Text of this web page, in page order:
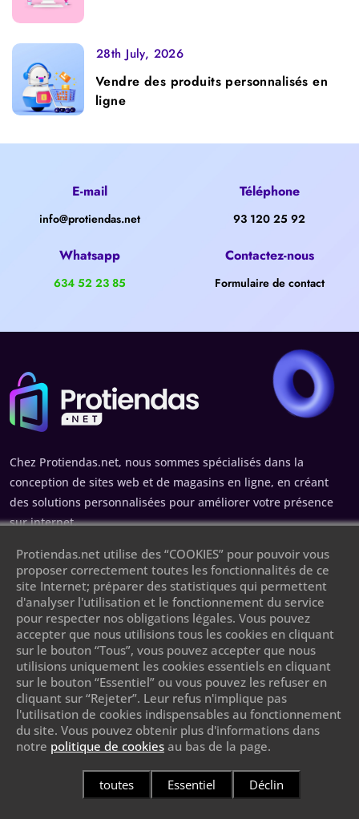
28th July, 2026
Vendre des produits personnalisés en
ligne
E-mail
info@protiendas.net
Téléphone
93 120 25 92
Whatsapp
634 52 23 85
Contactez-nous
Formulaire de contact
Chez Protiendas.net, nous sommes spécialisés dans la
conception de sites web et de magasins en ligne, en créant
des solutions personnalisées pour améliorer votre présence
sur internet.
Contact
93 120 25 92
634 52 23 85
info@protiendas.net
Garraf 19 - 08140 - Caldes de Montbui
Textes légaux
Mentions légales
Protiendas.net utilise des “COOKIES” pour pouvoir vous
proposer correctement toutes les fonctionnalités de ce
site Internet; préparer des statistiques qui permettent
d'analyser l'utilisation et le fonctionnement du service
pour respecter nos obligations légales. Vous pouvez
accepter que nous utilisions tous les cookies en cliquant
sur le bouton “Tous”, vous pouvez accepter que nous
utilisions uniquement les cookies essentiels en cliquant
sur le bouton “Essentiel” ou vous pouvez les refuser en
cliquant sur “Rejeter”. Leur refus n'implique pas
l'utilisation de cookies indispensables au fonctionnement
du site. Vous pouvez obtenir plus d'informations dans
notre politique de cookies au bas de la page.
toutes Essentiel Déclin